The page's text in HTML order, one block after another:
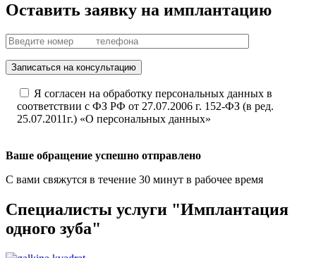
Оставить заявку на имплантацию
Записаться на консультацию
Я согласен на обработку персональных данных в
соответствии с ФЗ РФ от 27.07.2006 г. 152-ФЗ (в ред.
25.07.2011г.) «О персональных данных»
Ваше обращение успешно отправлено
С вами свяжутся в течение 30 минут в рабочее время
Специалисты услуги "Имплантация
одного зуба"